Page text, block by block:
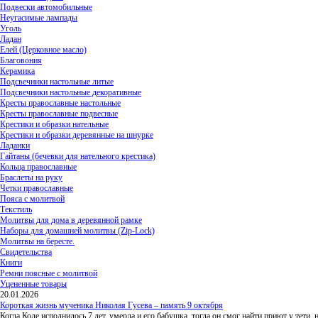
Подвески автомобильные
Неугасимые лампады
Уголь
Ладан
Елей (Церковное масло)
Благовония
Керамика
Подсвечники настольные литые
Подсвечники настольные декоративные
Кресты православные настольные
Кресты православные подвесные
Крестики и образки нательные
Крестики и образки деревянные на шнурке
Ладанки
Гайтаны (бечевки для нательного крестика)
Кольца православные
Браслеты на руку
Четки православные
Пояса с молитвой
Текстиль
Молитвы для дома в деревянной рамке
Наборы для домашней молитвы (Zip-Lock)
Молитвы на бересте.
Свидетельства
Книги
Ремни поясные с молитвой
Уцененные товары
20.01.2026
Короткая жизнь мученика Николая Гусева – память 9 октября
Когда Коле исполнилось 7 лет, умерла и его бабушка, тогда он смог найти приют у